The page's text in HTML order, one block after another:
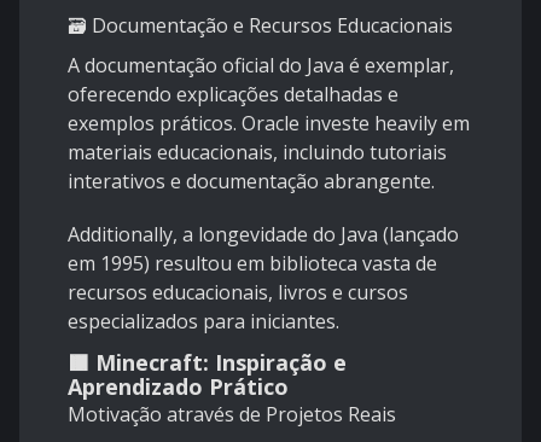
🗃️ Documentação e Recursos Educacionais
A documentação oficial do Java é exemplar,
oferecendo explicações detalhadas e
exemplos práticos. Oracle investe heavily em
materiais educacionais, incluindo tutoriais
interativos e documentação abrangente.
Additionally, a longevidade do Java (lançado
em 1995) resultou em biblioteca vasta de
recursos educacionais, livros e cursos
especializados para iniciantes.
🟫 Minecraft: Inspiração e
Aprendizado Prático
Motivação através de Projetos Reais